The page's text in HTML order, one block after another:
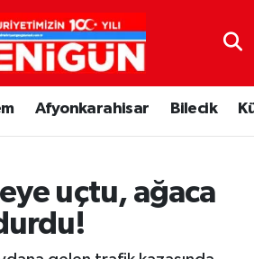
Afyonkarahisar Bilecik
uçtu, ağaca
Durumu ve Fikstür